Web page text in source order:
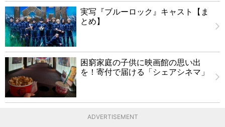
実写『ブルーロック』キャスト【ま
とめ】
困窮家庭の子供に映画館の思い出
を！寄付で届ける「シェアシネマ」
ADVERTISEMENT